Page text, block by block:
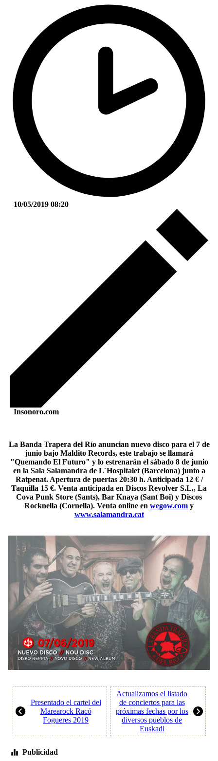
10/05/2019 08:20
Insonoro.com
La Banda Trapera del Río anuncian nuevo disco para el 7 de
junio bajo Maldito Records, este trabajo se llamará
"Quemando El Futuro" y lo estrenarán el sábado 8 de junio
en la Sala Salamandra de L´Hospitalet (Barcelona) junto a
Ratpenat. Apertura de puertas 20:30 h. Anticipada 12 € /
Taquilla 15 €. Venta anticipada en Discos Revolver S.L., La
Cova Punk Store (Sants), Bar Knaya (Sant Boi) y Discos
Rocknella (Cornella). Venta online en wegow.com y
www.salamandra.cat
Presentado el cartel del
Marearock Racó
Fogueres 2019
Actualizamos el listado
de conciertos para las
próximas fechas por los
diversos pueblos de
Euskadi
Publicidad